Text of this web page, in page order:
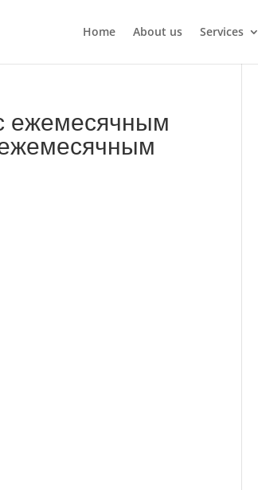
Home About us Services
ежемесячным